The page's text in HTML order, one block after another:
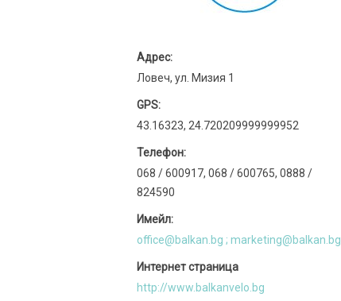
Адрес:
Ловеч, ул. Мизия 1
GPS:
43.16323, 24.720209999999952
Телефон:
068 / 600917, 068 / 600765, 0888 /
824590
Имейл:
office@balkan.bg ; marketing@balkan.bg
Интернет страница
http://www.balkanvelo.bg